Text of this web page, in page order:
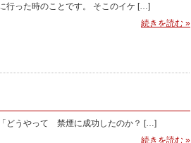
った時のことです。 そこのイケ […]
続きを読む »
どうやって 禁煙に成功したのか？ […]
続きを読む »